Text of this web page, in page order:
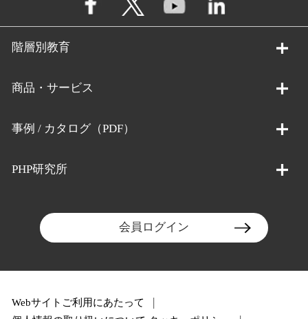
階層別教育
商品・サービス
事例 / カタログ（PDF）
PHP研究所
会員ログイン
Webサイトご利用にあたって